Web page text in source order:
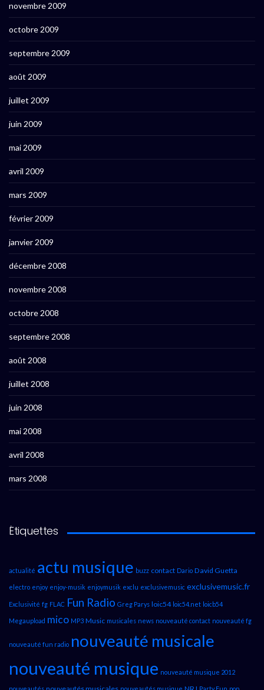
novembre 2009
octobre 2009
septembre 2009
août 2009
juillet 2009
juin 2009
mai 2009
avril 2009
mars 2009
février 2009
janvier 2009
décembre 2008
novembre 2008
octobre 2008
septembre 2008
août 2008
juillet 2008
juin 2008
mai 2008
avril 2008
mars 2008
Étiquettes
actualité actu musique buzz contact Dario David Guetta
electro enjoy enjoy-musik enjoymusik exclu exclusivemusic exclusivemusic.fr
Exclusivité fg FLAC Fun Radio Greg Parys loic54 loic54.net loicb54
Megaupload mico MP3 Music musicales news nouveauté contact nouveauté fg
nouveauté fun radio nouveauté musicale
nouveauté musique nouveauté musique 2012